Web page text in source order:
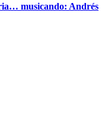
musicando: Andrés